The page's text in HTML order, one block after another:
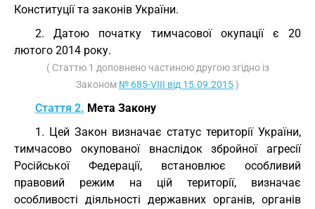
Конституції та законів України.
2. Датою початку тимчасової окупації є 20
лютого 2014 року.
( Статтю 1 доповнено частиною другою згідно із
Законом № 685-VIII від 15.09.2015)
Стаття 2. Мета Закону
1. Цей Закон визначає статус території України,
тимчасово окупованої внаслідок збройної агресії
Російської Федерації, встановлює особливий
правовий режим на цій території, визначає
особливості діяльності державних органів, органів